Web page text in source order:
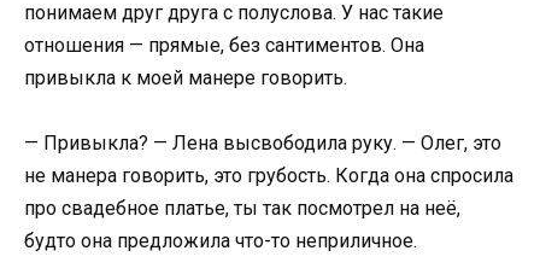
понимаем друг друга с полуслова. У нас такие
отношения — прямые, без сантиментов. Она
привыкла к моей манере говорить.
— Привыкла? — Лена высвободила руку. — Олег, это
не манера говорить, это грубость. Когда она спросила
про свадебное платье, ты так посмотрел на неё,
будто она предложила что-то неприличное.